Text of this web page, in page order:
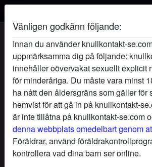
Vänligen godkänn följande:
Innan du använder knullkontakt-
uppmärksamma dig på följande:
innehåller oövervakat sexuellt explicit
för minderåriga. Du måste vara minst
ha nått den åldersgräns som gäller för
hemvist för att gå in på knullkontakt-
är inte tillåtna på knullkontakt-se.com
denna webbplats omedelbart genom
Föräldrar, använd
kontrollera vad dina barn ser online.
Busfröken6's profil